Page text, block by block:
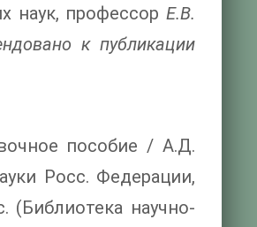
профессор Е.В.
к публикации
пособие / А.Д.
Росс. Федерации,
научно-